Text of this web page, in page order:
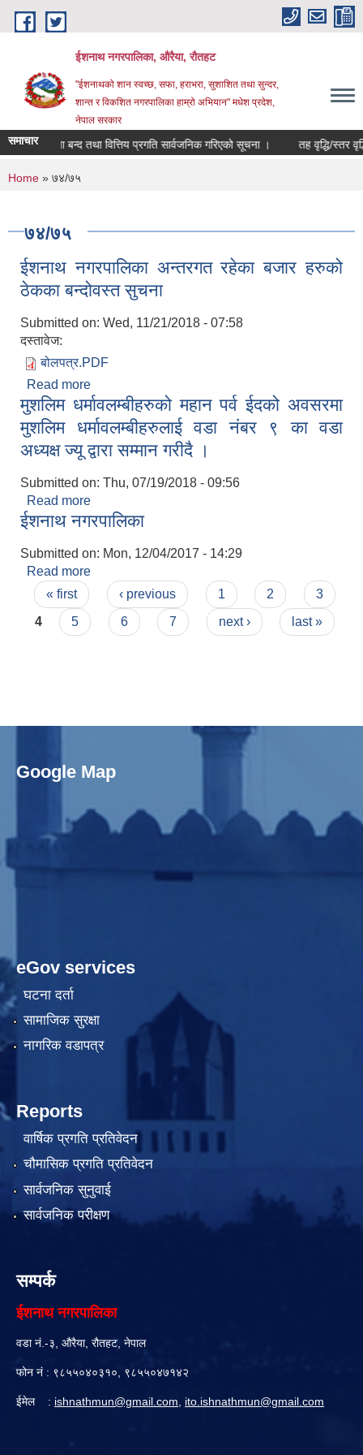
Skip to main content
ईशनाथ नगरपालिका, औरैया, रौतहट
"ईशनाथको शान स्वच्छ, सफा, हराभरा, सुशाशित तथा सुन्दर,
शान्त र विकशित नगरपालिका हाम्रो अभियान" मधेश प्रदेश,
नेपाल सरकार
समाचार
को खाता बन्द तथा वित्तिय प्रगति सार्वजनिक गरिएको सूचना । तह वृद्धि/स्तर
You are here
Home » ७४/७५
७४/७५
ईशनाथ नगरपालिका अन्तरगत रहेका बजार हरुको
ठेकका बन्दोवस्त सुचना
Submitted on: Wed, 11/21/2018 - 07:58
दस्तावेज:
बोलपत्र.PDF
Read more
ठेकका बन्दोवस्त सुचना
मुशलिम धर्मावलम्बीहरुको महान पर्व ईदको अवसरमा
मुशलिम धर्मावलम्बीहरुलाई वडा नंबर ९ का वडा
अध्यक्ष ज्यू द्वारा सम्मान गरीदै ।
Submitted on: Thu, 07/19/2018 - 09:56
Read more
मुशलिम धर्मावलम्बीहरुलाई वडा नंबर ९ का वडा अध्यक्ष ज्यू
ईशनाथ नगरपालिका
Submitted on: Mon, 12/04/2017 - 14:29
Read more
Pages
« first ‹ previous 1 2
3
4
5 6 7 next › last »
Google Map
eGov services
घटना दर्ता
सामाजिक सुरक्षा
नागरिक वडापत्र
Reports
वार्षिक प्रगति प्रतिवेदन
चौमासिक प्रगति प्रतिवेदन
सार्वजनिक सुनुवाई
सार्वजनिक परीक्षण
सम्पर्क
ईशनाथ नगरपालिका
वडा नं.-३, औरैया, रौतहट, नेपाल
फोन नं : ९८५५०४०३१०, ९८५५०४७१४२
ईमेल : ishnathmun@gmail.com ito.ishnathmun@gmail.com